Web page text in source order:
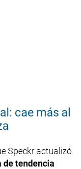
cae más al
Speckr actualizó
de tendencia